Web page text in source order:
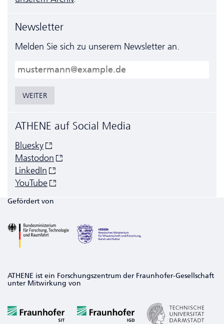
Newsletter
Melden Sie sich zu unserem Newsletter an.
E-Mail
WEITER
ATHENE auf Social Media
Bluesky
Mastodon
LinkedIn
YouTube
Gefördert von
ATHENE ist ein Forschungszentrum der Fraunhofer-Gesellschaft
unter Mitwirkung von